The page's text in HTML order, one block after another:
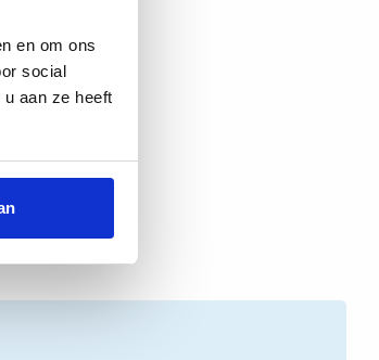
en om ons
social
aan ze heeft